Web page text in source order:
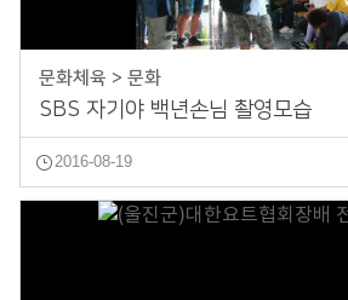
문화체육 > 문화
SBS 자기야 백년손님 촬영모습
2016-08-19